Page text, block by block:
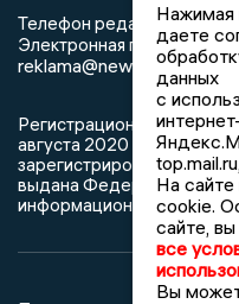
Телефон редакции:8
Электронная почта
reklama@newsvladimir.ru
Регистрационный
августа 2020 г. согласно
зарегистрированных
выдана Федеральной
информационных
Нажимая
даете
данных
с
На
cookie.
сайте,
все
Вы